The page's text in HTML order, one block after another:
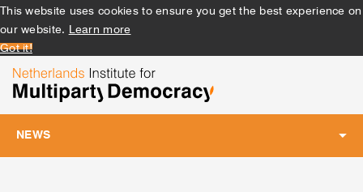
This website uses cookies to ensure you get the best experience on
our website. Learn more
Got it!
NEWS
navigation